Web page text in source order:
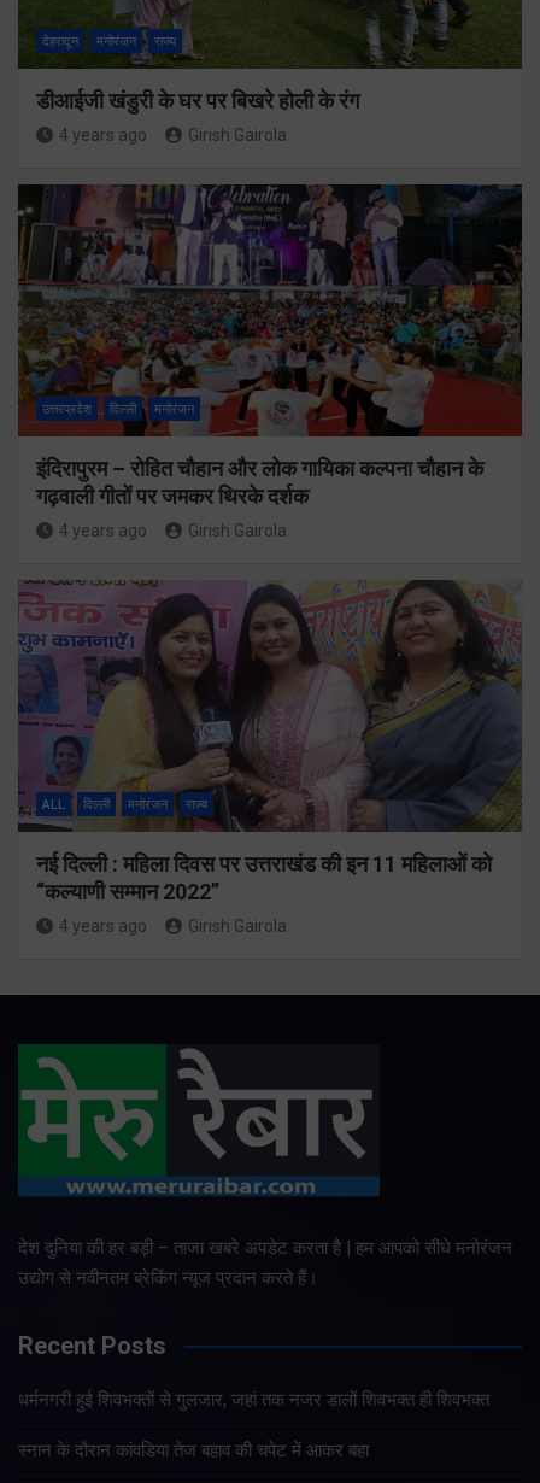
देहरादून मनोरंजन राज्य
डीआईजी खंडुरी के घर पर बिखरे होली के रंग
4 years ago Girish Gairola
उत्तरप्रदेश दिल्ली मनोरंजन
इंदिरापुरम – रोहित चौहान और लोक गायिका कल्पना चौहान के
गढ़वाली गीतों पर जमकर थिरके दर्शक
4 years ago Girish Gairola
ALL दिल्ली मनोरंजन राज्य
नई दिल्ली : महिला दिवस पर उत्तराखंड की इन 11 महिलाओं को
“कल्याणी सम्मान 2022”
4 years ago Girish Gairola
देश दुनिया की हर बड़ी – ताजा खबरे अपडेट करता है | हम आपको सीधे मनोरंजन
उद्योग से नवीनतम ब्रेकिंग न्यूज प्रदान करते हैं।
Recent Posts
धर्मनगरी हुई शिवभक्तों से गुलजार, जहां तक नजर डालों शिवभक्त ही शिवभक्त
स्नान के दौरान कांवडिया तेज बहाव की चपेट में आकर बहा